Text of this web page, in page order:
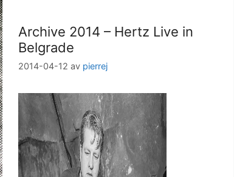
Archive 2014 – Hertz Live in
Belgrade
2014-04-12 av pierrej